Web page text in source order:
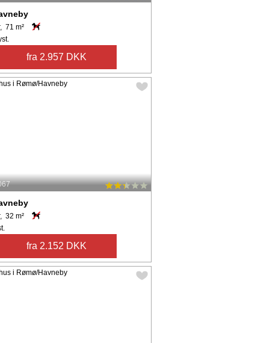
71 m²
fra 2.957 DKK
32 m²
fra 2.152 DKK